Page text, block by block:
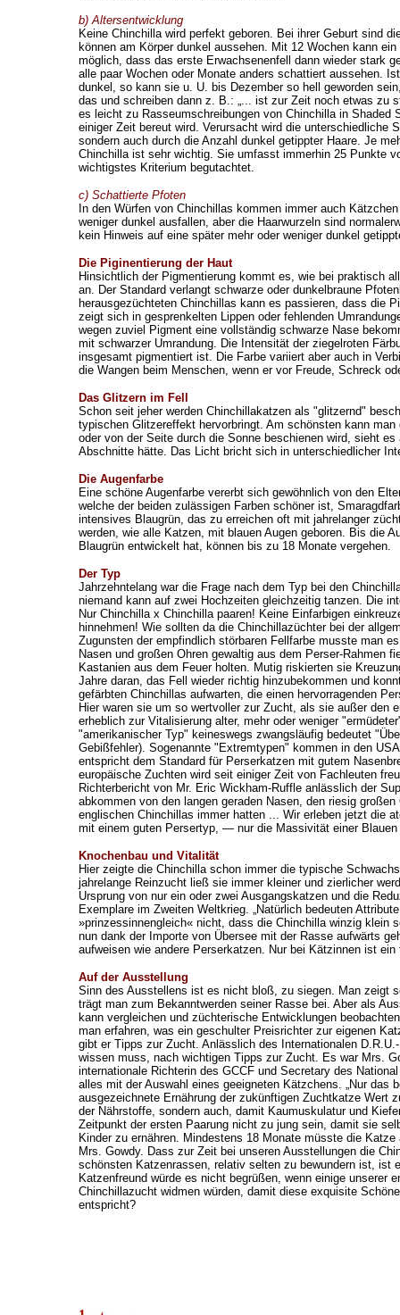
b) Altersentwicklung
Keine Chinchilla wird perfekt geboren. Bei ihrer Geburt sind
können am Körper dunkel aussehen. Mit 12 Wochen kann
möglich, dass das erste Erwachsenenfell dann wieder stark
alle paar Wochen oder Monate anders schattiert aussehen.
dunkel, so kann sie u. U. bis Dezember so hell geworden
das und schreiben dann z. B.: „... ist zur Zeit noch etwas zu
es leicht zu Rasseumschreibungen von Chinchilla in
einiger Zeit bereut wird. Verursacht wird die unterschiedliche
sondern auch durch die Anzahl dunkel getippter Haare. Je
Chinchilla ist sehr wichtig. Sie umfasst immerhin 25 Punkte
wichtigstes Kriterium begutachtet.
c) Schattierte Pfoten
In den Würfen von Chinchillas kommen immer auch
weniger dunkel ausfallen, aber die Haarwurzeln sind
kein Hinweis auf eine später mehr oder weniger dunkel
Die Piginentierung der Haut
Hinsichtlich der Pigmentierung kommt es, wie bei praktisch
an. Der Standard verlangt schwarze oder dunkelbraune
herausgezüchteten Chinchillas kann es passieren, dass die
zeigt sich in gesprenkelten Lippen oder fehlenden
wegen zuviel Pigment eine vollständig schwarze Nase
mit schwarzer Umrandung. Die Intensität der ziegelroten
insgesamt pigmentiert ist. Die Farbe variiert aber auch in
die Wangen beim Menschen, wenn er vor Freude, Schreck
Das Glitzern im Fell
Schon seit jeher werden Chinchillakatzen als "glitzernd"
typischen Glitzereffekt hervorbringt. Am schönsten kann
oder von der Seite durch die Sonne beschienen wird, sieht
Abschnitte hätte. Das Licht bricht sich in unterschiedlicher
Die Augenfarbe
Eine schöne Augenfarbe vererbt sich gewöhnlich von den
welche der beiden zulässigen Farben schöner ist,
intensives Blaugrün, das zu erreichen oft mit jahrelanger
werden, wie alle Katzen, mit blauen Augen geboren. Bis die
Blaugrün entwickelt hat, können bis zu 18 Monate vergehen.
Der Typ
Jahrzehntelang war die Frage nach dem Typ bei den
niemand kann auf zwei Hochzeiten gleichzeitig tanzen. Die
Nur Chinchilla x Chinchilla paaren! Keine Einfarbigen
hinnehmen! Wie sollten da die Chinchillazüchter bei der
Zugunsten der empfindlich störbaren Fellfarbe musste man
Nasen und großen Ohren gewaltig aus dem Perser-Rahmen
Kastanien aus dem Feuer holten. Mutig riskierten sie
Jahre daran, das Fell wieder richtig hinzubekommen und
gefärbten Chinchillas aufwarten, die einen hervorragenden
Hier waren sie um so wertvoller zur Zucht, als sie außer den
erheblich zur Vitalisierung alter, mehr oder weniger
"amerikanischer Typ" keineswegs zwangsläufig bedeutet
Gebißfehler). Sogenannte "Extremtypen" kommen in den
entspricht dem Standard für Perserkatzen mit gutem
europäische Zuchten wird seit einiger Zeit von Fachleuten
Richterbericht von Mr. Eric Wickham-Ruffle anlässlich der
abkommen von den langen geraden Nasen, den riesig
englischen Chinchillas immer hatten ... Wir erleben jetzt die
mit einem guten Persertyp, — nur die Massivität einer
Knochenbau und Vitalität
Hier zeigte die Chinchilla schon immer die typische
jahrelange Reinzucht ließ sie immer kleiner und zierlicher
Ursprung von nur ein oder zwei Ausgangskatzen und die
Exemplare im Zweiten Weltkrieg. „Natürlich bedeuten
»prinzessinnengleich« nicht, dass die Chinchilla winzig
nun dank der Importe von Übersee mit der Rasse aufwärts
aufweisen wie andere Perserkatzen. Nur bei Kätzinnen ist
Auf der Ausstellung
Sinn des Ausstellens ist es nicht bloß, zu siegen. Man zeigt
trägt man zum Bekanntwerden seiner Rasse bei. Aber als
kann vergleichen und züchterische Entwicklungen
man erfahren, was ein geschulter Preisrichter zur eigenen
gibt er Tipps zur Zucht. Anlässlich des Internationalen
wissen muss, nach wichtigen Tipps zur Zucht. Es war Mrs.
internationale Richterin des GCCF und Secretary des
alles mit der Auswahl eines geeigneten Kätzchens. „Nur
ausgezeichnete Ernährung der zukünftigen Zuchtkatze Wert
der Nährstoffe, sondern auch, damit Kaumuskulatur und
Zeitpunkt der ersten Paarung nicht zu jung sein, damit sie
Kinder zu ernähren. Mindestens 18 Monate müsste die
Mrs. Gowdy. Dass zur Zeit bei unseren Ausstellungen die
schönsten Katzenrassen, relativ selten zu bewundern ist, ist
Katzenfreund würde es nicht begrüßen, wenn einige unserer
Chinchillazucht widmen würden, damit diese exquisite
entspricht?